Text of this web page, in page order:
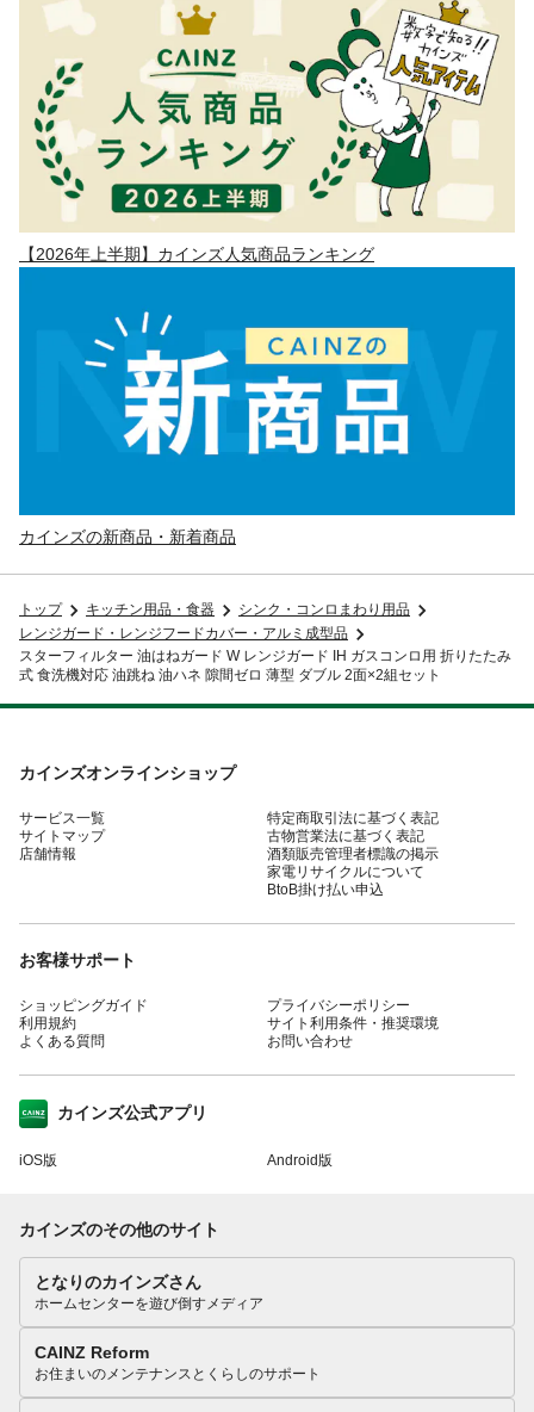
【2026年上半期】カインズ人気商品ランキング
カインズの新商品・新着商品
トップ キッチン用品・食器
シンク・コンロまわり用品
レンジガード・レンジフードカバー・アルミ成型品
スターフィルター 油はねガード W レンジガード IH ガスコンロ用 折りたたみ
式 食洗機対応 油跳ね 油ハネ 隙間ゼロ 薄型 ダブル 2面×2組セット
カインズオンラインショップ
サービス一覧
サイトマップ
店舗情報
特定商取引法に基づく表記
古物営業法に基づく表記
酒類販売管理者標識の掲示
家電リサイクルについて
BtoB掛け払い申込
お客様サポート
ショッピングガイド
利用規約
よくある質問
プライバシーポリシー
サイト利用条件・推奨環境
お問い合わせ
カインズ公式アプリ
iOS版 Android版
カインズのその他のサイト
となりのカインズさん
ホームセンターを遊び倒すメディア
CAINZ Reform
お住まいのメンテナンスとくらしのサポート